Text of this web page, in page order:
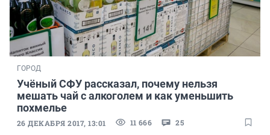
ГОРОД
Учёный СФУ рассказал, почему нельзя
мешать чай с алкоголем и как уменьшить
похмелье
26 ДЕКАБРЯ 2017, 13:01 11 666 25